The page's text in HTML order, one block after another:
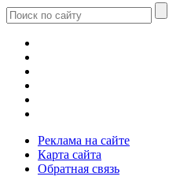
Реклама на сайте
Карта сайта
Обратная связь